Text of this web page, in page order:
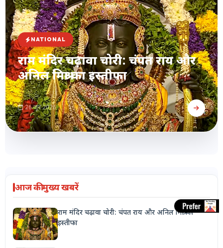
NATIONAL
राम मंदिर चढ़ावा चोरी: चंपत राय और
अनिल मिश्रा का इस्तीफा
26 जून 2026
आज की मुख्य खबरें
राम मंदिर चढ़ावा चोरी: चंपत राय और अनिल मिश्रा का
इस्तीफा